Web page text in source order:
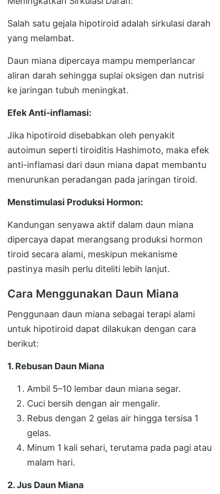
Salah satu gejala hipotiroid adalah sirkulasi darah
yang melambat.
Daun miana dipercaya mampu memperlancar
aliran darah sehingga suplai oksigen dan nutrisi
ke jaringan tubuh meningkat.
Efek Anti-inflamasi:
Jika hipotiroid disebabkan oleh penyakit
autoimun seperti tiroiditis Hashimoto, maka efek
anti-inflamasi dari daun miana dapat membantu
menurunkan peradangan pada jaringan tiroid.
Menstimulasi Produksi Hormon:
Kandungan senyawa aktif dalam daun miana
dipercaya dapat merangsang produksi hormon
tiroid secara alami, meskipun mekanisme
pastinya masih perlu diteliti lebih lanjut.
Cara Menggunakan Daun Miana
Penggunaan daun miana sebagai terapi alami
untuk hipotiroid dapat dilakukan dengan cara
berikut:
1. Rebusan Daun Miana
Ambil 5–10 lembar daun miana segar.
Cuci bersih dengan air mengalir.
Rebus dengan 2 gelas air hingga tersisa 1
gelas.
Minum 1 kali sehari, terutama pada pagi atau
malam hari.
2. Jus Daun Miana